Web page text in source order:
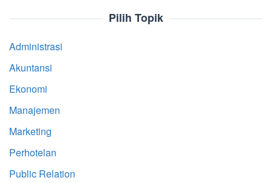
Pilih Topik
Administrasi
Akuntansi
Ekonomi
Manajemen
Marketing
Perhotelan
Public Relation